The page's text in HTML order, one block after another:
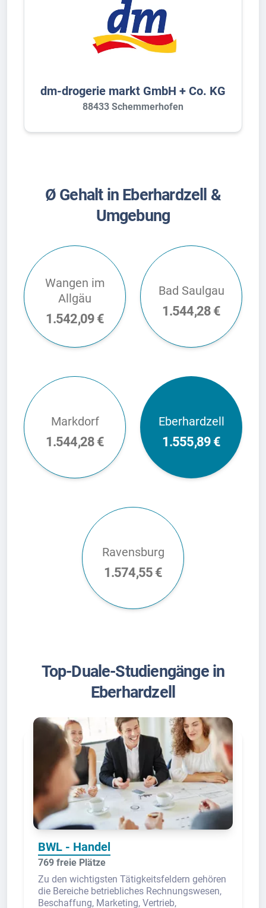
dm-drogerie markt GmbH + Co. KG
88433 Schemmerhofen
Ø Gehalt in Eberhardzell &
Umgebung
Wangen im
Allgäu
1.542,09 €
Bad Saulgau
1.544,28 €
Markdorf
1.544,28 €
Eberhardzell
1.555,89 €
Ravensburg
1.574,55 €
Top-Duale-Studiengänge in
Eberhardzell
BWL - Handel
769 freie Plätze
Zu den wichtigsten Tätigkeitsfeldern gehören
die Bereiche betriebliches Rechnungswesen,
Beschaffung, Marketing, Vertrieb,